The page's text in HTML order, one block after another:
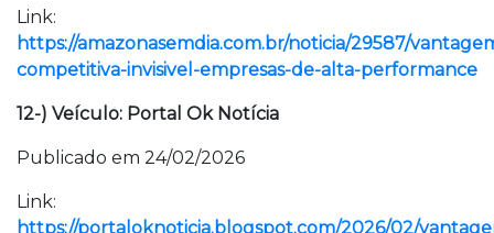
Link:
https://amazonasemdia.com.br/noticia/29587/
competitiva-invisivel-empresas-de-alta-performance
12-) Veículo: Portal Ok Notícia
Publicado em 24/02/2026
Link:
https://portaloknoticia.blogspot.com/2026/02/